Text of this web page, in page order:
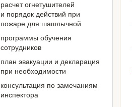
расчет огнетушителей
и порядок действий при
пожаре для шашлычной
программы обучения
сотрудников
план эвакуации и декларация
при необходимости
консультация по замечаниям
инспектора